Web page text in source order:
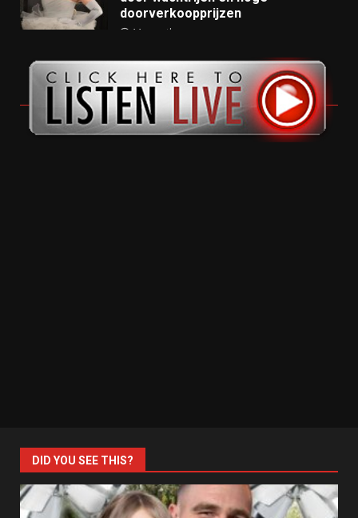
doorverkoopprijzen
11 months ago
DID YOU SEE THIS?